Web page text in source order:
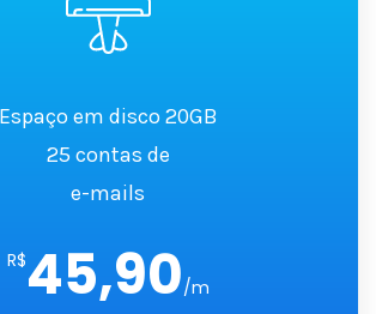
Espaço em disco 20GB
25 contas de
e-mails
R$45,90/m